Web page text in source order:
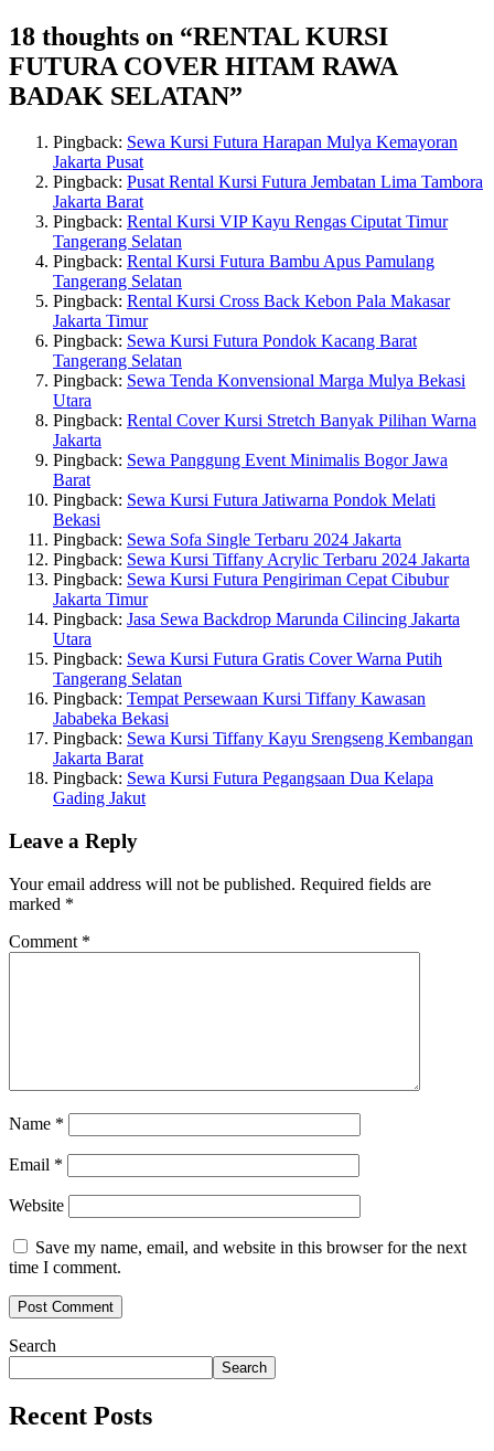
18 thoughts on “RENTAL KURSI
FUTURA COVER HITAM RAWA
BADAK SELATAN”
Pingback: Sewa Kursi Futura Harapan Mulya Kemayoran
Jakarta Pusat
Pingback: Pusat Rental Kursi Futura Jembatan Lima Tambora
Jakarta Barat
Pingback: Rental Kursi VIP Kayu Rengas Ciputat Timur
Tangerang Selatan
Pingback: Rental Kursi Futura Bambu Apus Pamulang
Tangerang Selatan
Pingback: Rental Kursi Cross Back Kebon Pala Makasar
Jakarta Timur
Pingback: Sewa Kursi Futura Pondok Kacang Barat
Tangerang Selatan
Pingback: Sewa Tenda Konvensional Marga Mulya Bekasi
Utara
Pingback: Rental Cover Kursi Stretch Banyak Pilihan Warna
Jakarta
Pingback: Sewa Panggung Event Minimalis Bogor Jawa
Barat
Pingback: Sewa Kursi Futura Jatiwarna Pondok Melati
Bekasi
Pingback: Sewa Sofa Single Terbaru 2024 Jakarta
Pingback: Sewa Kursi Tiffany Acrylic Terbaru 2024 Jakarta
Pingback: Sewa Kursi Futura Pengiriman Cepat Cibubur
Jakarta Timur
Pingback: Jasa Sewa Backdrop Marunda Cilincing Jakarta
Utara
Pingback: Sewa Kursi Futura Gratis Cover Warna Putih
Tangerang Selatan
Pingback: Tempat Persewaan Kursi Tiffany Kawasan
Jababeka Bekasi
Pingback: Sewa Kursi Tiffany Kayu Srengseng Kembangan
Jakarta Barat
Pingback: Sewa Kursi Futura Pegangsaan Dua Kelapa
Gading Jakut
Leave a Reply
Your email address will not be published. Required fields are
marked *
Comment *
Name *
Email *
Website
Save my name, email, and website in this browser for the next
time I comment.
Search
Search
Recent Posts